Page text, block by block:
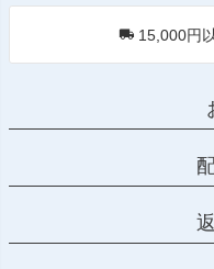
15,000円